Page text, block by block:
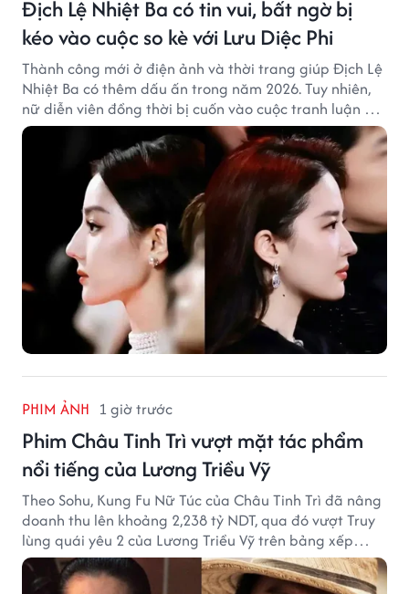
Địch Lệ Nhiệt Ba có tin vui, bất ngờ bị
kéo vào cuộc so kè với Lưu Diệc Phi
Thành công mới ở điện ảnh và thời trang giúp Địch Lệ
Nhiệt Ba có thêm dấu ấn trong năm 2026. Tuy nhiên,
nữ diễn viên đồng thời bị cuốn vào cuộc tranh luận với
Lưu Diệc Phi dù hai ngôi sao không có mâu thuẫn công
PHIM ẢNH 1 giờ trước
Phim Châu Tinh Trì vượt mặt tác phẩm
nổi tiếng của Lương Triều Vỹ
Theo Sohu, Kung Fu Nữ Túc của Châu Tinh Trì đã nâng
doanh thu lên khoảng 2,238 tỷ NDT, qua đó vượt Truy
lùng quái yêu 2 của Lương Triều Vỹ trên bảng xếp
hạng phòng vé Trung Quốc.